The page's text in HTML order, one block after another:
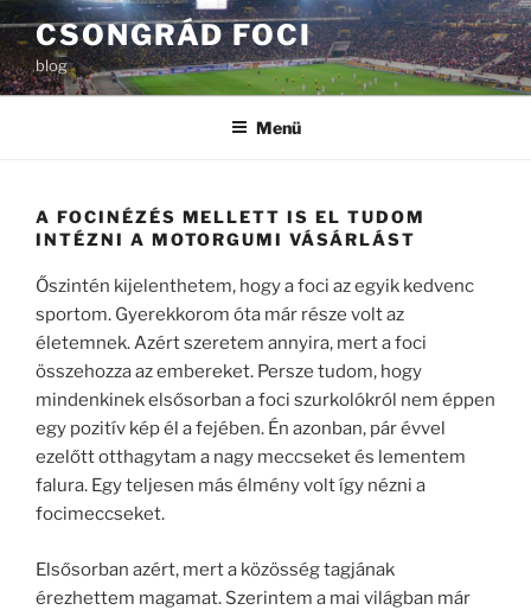
Tartalomhoz
CSONGRÁD FOCI
blog
Menü
A FOCINÉZÉS MELLETT IS EL TUDOM
INTÉZNI A MOTORGUMI VÁSÁRLÁST
Őszintén kijelenthetem, hogy a foci az egyik kedvenc
sportom. Gyerekkorom óta már része volt az
életemnek. Azért szeretem annyira, mert a foci
összehozza az embereket. Persze tudom, hogy
mindenkinek elsősorban a foci szurkolókról nem éppen
egy pozitív kép él a fejében. Én azonban, pár évvel
ezelőtt otthagytam a nagy meccseket és lementem
falura. Egy teljesen más élmény volt így nézni a
focimeccseket.
Elsősorban azért, mert a közösség tagjának
érezhettem magamat. Szerintem a mai világban már